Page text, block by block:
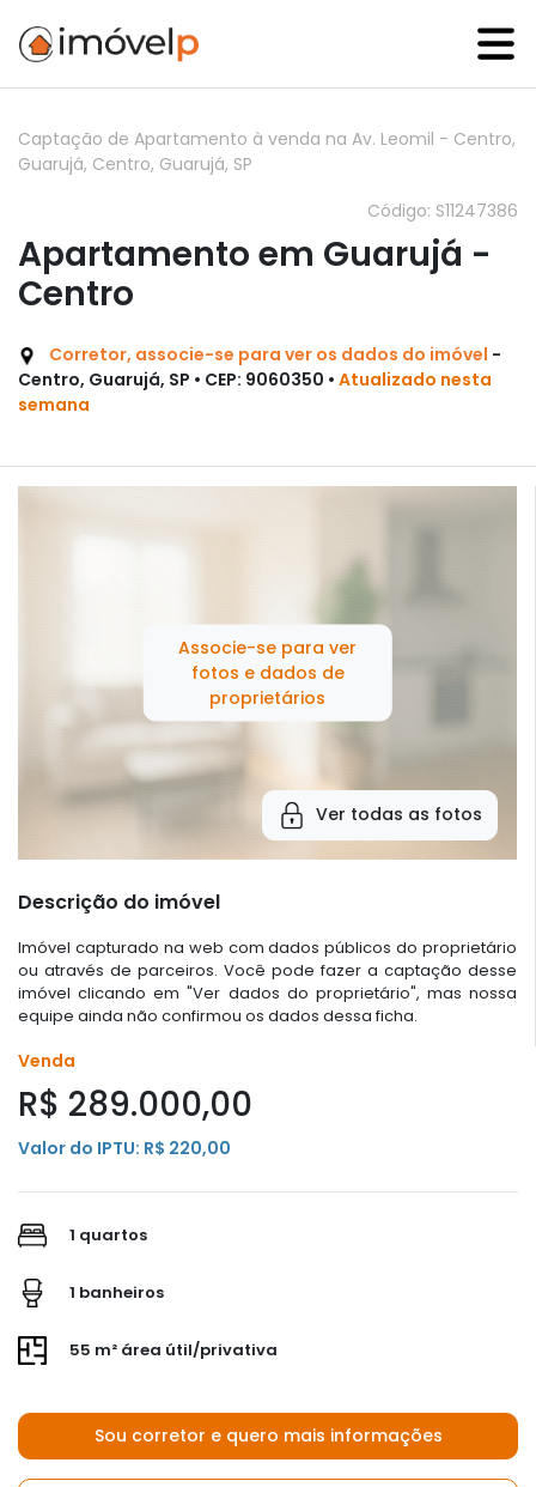
Captação de Apartamento à venda na Av. Leomil - Centro,
Guarujá, Centro, Guarujá, SP
Código: S11247386
Apartamento em Guarujá -
Centro
Corretor, associe-se para ver os dados do imóvel -
Centro, Guarujá, SP • CEP: 9060350 • Atualizado nesta
semana
Associe-se para ver
fotos e dados de
proprietários
Ver todas as fotos
Descrição do imóvel
Imóvel capturado na web com dados públicos do proprietário
ou através de parceiros. Você pode fazer a captação desse
imóvel clicando em "Ver dados do proprietário", mas nossa
equipe ainda não confirmou os dados dessa ficha.
Venda
R$ 289.000,00
Valor do IPTU: R$ 220,00
1 quartos
1 banheiros
55 m² área útil/privativa
Sou corretor e quero mais informações